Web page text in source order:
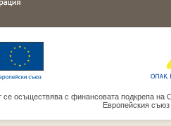
се осъществява с финансовата подкрепа на
Европейския